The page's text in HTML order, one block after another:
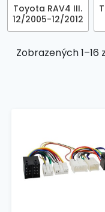
Toyota RAV4 III.
12/2005-12/2012
Zobrazených 1–16